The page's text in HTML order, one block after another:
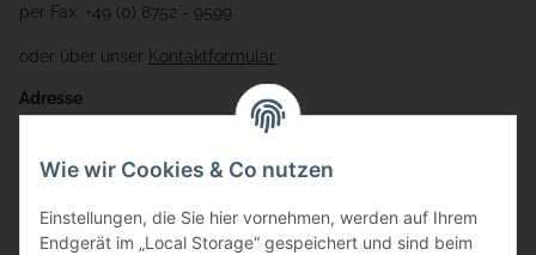
per Fax: +49 (0) 8752 - 9599
oder über unser Kontaktformular
Adresse
Gewerbering 17
84072 Au i.d. Hallertau
Wie wir Cookies & Co nutzen
Einstellungen, die Sie hier vornehmen, werden auf Ihrem
Endgerät im „Local Storage“ gespeichert und sind beim